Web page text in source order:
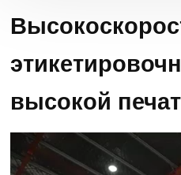
высокой